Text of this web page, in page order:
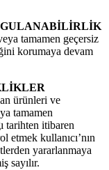
tamamen geçersiz
korumaya devam
ürünleri ve
tamamen
tarihten itibaren
kullanıcı’nın
yararlanmaya
sayılır.